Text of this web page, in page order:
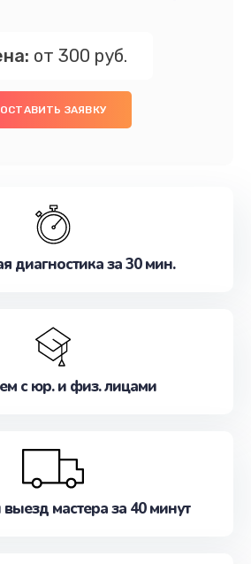
от 300 руб.
ОСТАВИТЬ ЗАЯВКУ
диагностика за 30 мин.
с юр. и физ. лицами
мастера за 40 минут